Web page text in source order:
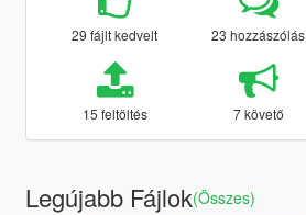
29 fájlt kedvelt 23 hozzászólás
15 feltöltés 7 követő
Legújabb Fájlok(Összes)